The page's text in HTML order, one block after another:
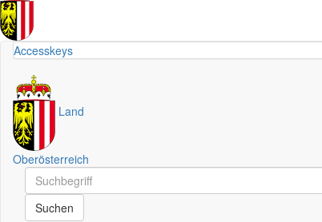
Accesskeys
Land
Oberösterreich
Schnellsuche
Schnellsuche
Suchen